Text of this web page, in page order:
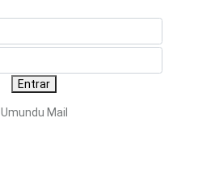
Entrar
Umundu Mail